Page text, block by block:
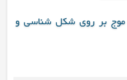
بر روی شکل شناسی و